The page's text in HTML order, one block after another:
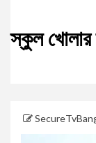
স্কুল খোলার